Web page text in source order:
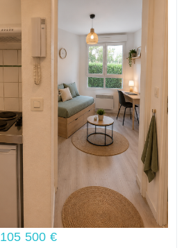
105 500 €